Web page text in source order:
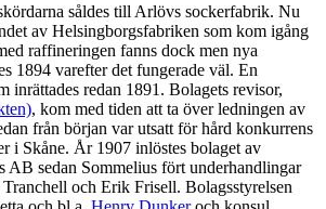
såldes till Arlövs sockerfabrik. Nu
av Helsingborgsfabriken som kom igång
raffineringen fanns dock men nya
1894 varefter det fungerade väl. En
redan 1891. Bolagets revisor,
, kom med tiden att ta över ledningen av
från början var utsatt för hård konkurrens
i Skåne. År 1907 inlöstes bolaget av
AB sedan Sommelius fört underhandlingar
och Erik Frisell. Bolagsstyrelsen